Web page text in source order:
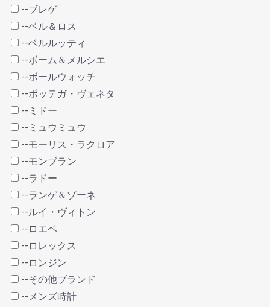
--ブレゲ
--ベル＆ロス
--ベルルッティ
--ボーム＆メルシエ
--ボールウォッチ
--ボッテガ・ヴェネタ
--ミドー
--ミュウミュウ
--モーリス・ラクロア
--モンブラン
--ラドー
--ランゲ＆ゾーネ
--ルイ・ヴィトン
--ロエベ
--ロレックス
--ロンジン
--その他ブランド
--メンズ時計